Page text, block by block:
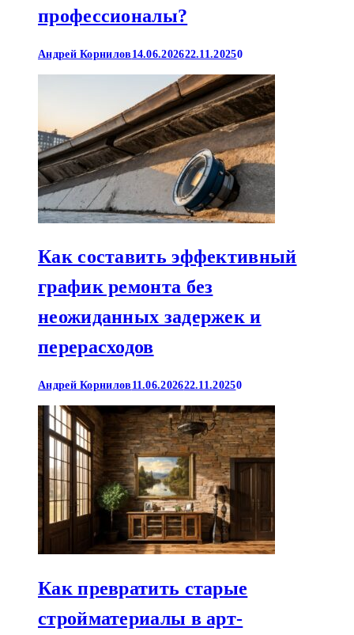
профессионалы?
Андрей Корнилов 14.06.202622.11.20250
Как составить эффективный
график ремонта без
неожиданных задержек и
перерасходов
Андрей Корнилов 11.06.202622.11.20250
Как превратить старые
стройматериалы в арт-